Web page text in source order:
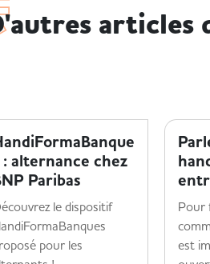
articles
: alternance chez
Paribas
le dispositif
pour les
Pour
est